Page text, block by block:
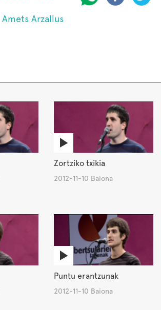
Amets Arzallus
Zortziko txikia
2012-11-10 Baiona
Puntu erantzunak
2012-11-10 Baiona